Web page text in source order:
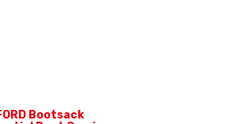
Bootsack